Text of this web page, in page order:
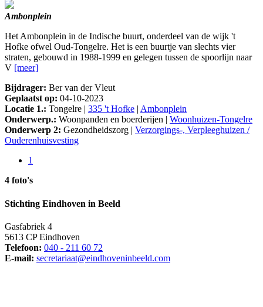
Ambonplein
Het Ambonplein in de Indische buurt, onderdeel van de wijk 't
Hofke ofwel Oud-Tongelre. Het is een buurtje van slechts vier
straten, gebouwd in 1988-1999 en gelegen tussen de spoorlijn naar
V [meer]
Bijdrager: Ber van der Vleut
Geplaatst op: 04-10-2023
Locatie 1.: Tongelre | 335 't Hofke | Ambonplein
Onderwerp.: Woonpanden en boerderijen | Woonhuizen-Tongelre
Onderwerp 2: Gezondheidszorg | Verzorgings-, Verpleeghuizen /
Ouderenhuisvesting
1
4 foto's
Stichting Eindhoven in Beeld
Gasfabriek 4
5613 CP Eindhoven
Telefoon: 040 - 211 60 72
E-mail: secretariaat@eindhoveninbeeld.com